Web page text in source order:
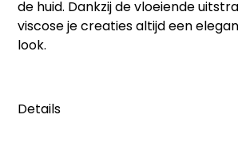
de huid. Dankzij de vloeiende
viscose je creaties altijd een
look.
Details